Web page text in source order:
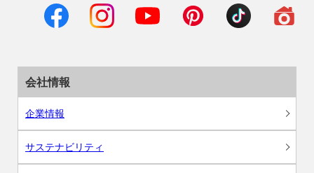
会社情報
企業情報
サステナビリティ